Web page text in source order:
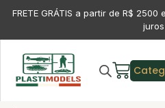
FRETE GRÁTIS a partir de R$
juros